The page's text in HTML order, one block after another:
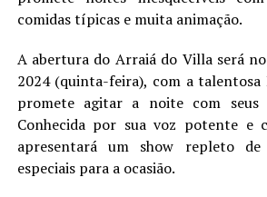
comidas típicas e muita animação.
A abertura do Arraiá do Villa será
2024 (quinta-feira), com a talentosa
promete agitar a noite com seus
Conhecida por sua voz potente e
apresentará um show repleto
especiais para a ocasião.